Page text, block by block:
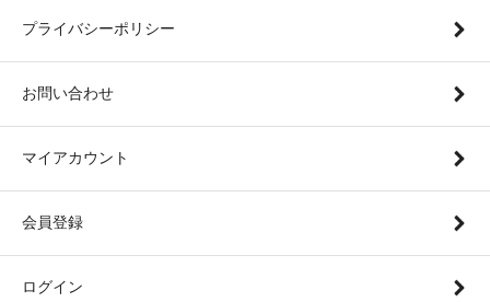
プライバシーポリシー
お問い合わせ
マイアカウント
会員登録
ログイン